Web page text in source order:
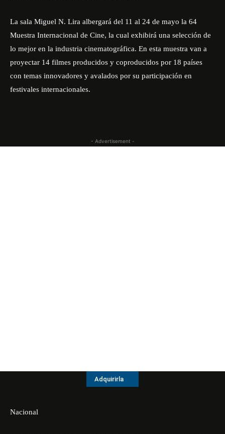
La sala Miguel N. Lira albergará del 11 al 24 de mayo la 64
Muestra Internacional de Cine, la cual exhibirá una selección de
lo mejor en la industria cinematográfica. En esta muestra van a
proyectar 14 filmes producidos y coproducidos por 18 países
con temas innovadores y avalados por su participación en
festivales internacionales.
- Advertisement -
Adquirirla
Nacional